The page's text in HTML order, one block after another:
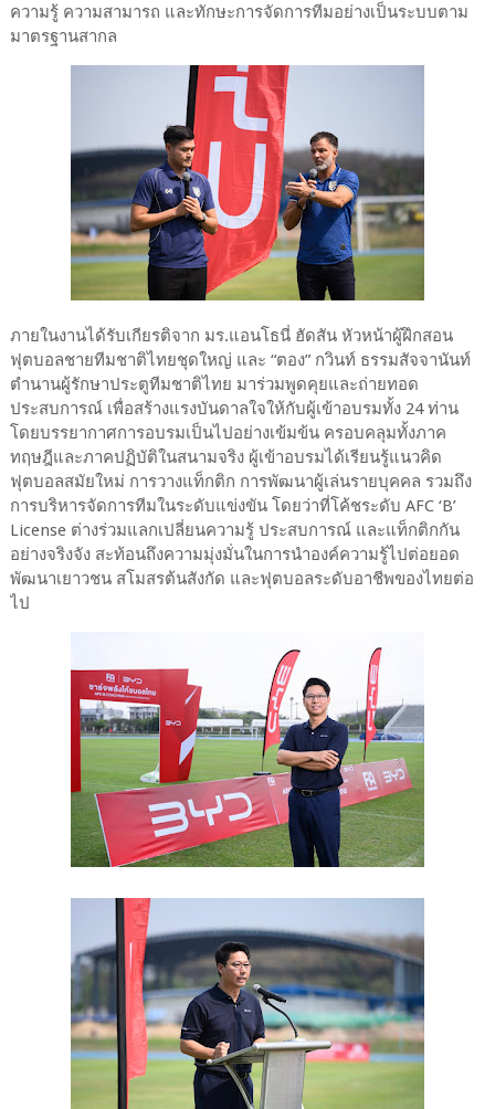
ความรู้ ความสามารถ และทักษะการจัดการทีมอย่างเป็นระบบตาม
มาตรฐานสากล
ภายในงานได้รับเกียรติจาก มร.แอนโธนี่ ฮัดสัน หัวหน้าผู้ฝึกสอน
ฟุตบอลชายทีมชาติไทยชุดใหญ่ และ “ตอง” กวินท์ ธรรมสัจจานันท์
ตำนานผู้รักษาประตูทีมชาติไทย มาร่วมพูดคุยและถ่ายทอด
ประสบการณ์ เพื่อสร้างแรงบันดาลใจให้กับผู้เข้าอบรมทั้ง 24 ท่าน
โดยบรรยากาศการอบรมเป็นไปอย่างเข้มข้น ครอบคลุมทั้งภาค
ทฤษฎีและภาคปฏิบัติในสนามจริง ผู้เข้าอบรมได้เรียนรู้แนวคิด
ฟุตบอลสมัยใหม่ การวางแท็กติก การพัฒนาผู้เล่นรายบุคคล รวมถึง
การบริหารจัดการทีมในระดับแข่งขัน โดยว่าที่โค้ชระดับ AFC ‘B’
License ต่างร่วมแลกเปลี่ยนความรู้ ประสบการณ์ และแท็กติกกัน
อย่างจริงจัง สะท้อนถึงความมุ่งมั่นในการนำองค์ความรู้ไปต่อยอด
พัฒนาเยาวชน สโมสรต้นสังกัด และฟุตบอลระดับอาชีพของไทยต่อ
ไป